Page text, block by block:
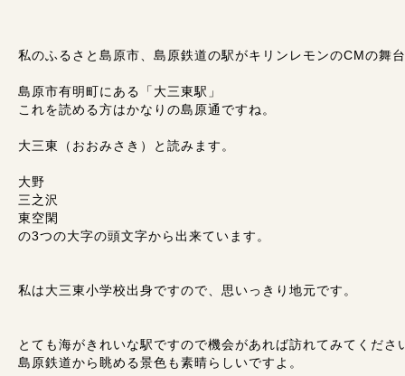
私のふるさと島原市、島原鉄道の駅がキリンレモンのCMの舞
島原市有明町にある「大三東駅」
これを読める方はかなりの島原通ですね。
大三東（おおみさき）と読みます。
大野
三之沢
東空閑
の3つの大字の頭文字から出来ています。
私は大三東小学校出身ですので、思いっきり地元です。
とても海がきれいな駅ですので機会があれば訪れてみてくださ
島原鉄道から眺める景色も素晴らしいですよ。